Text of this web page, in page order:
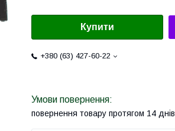
Купити
+380 (63) 427-60-22
повернення товару протягом 14 днів